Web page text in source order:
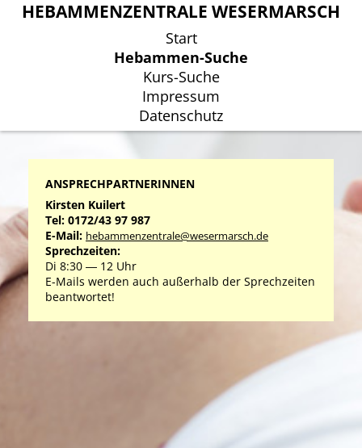
HEBAMMENZENTRALE WESERMARSCH
Start
Hebammen-Suche
Kurs-Suche
Impressum
Datenschutz
HEBAMMENZENTRALE WESERMARSCH
Start
Hebammen-Suche
Kurs-Suche
Impressum
Datenschutz
ANSPRECHPARTNERINNEN
Kirsten Kuilert
Tel: 0172/43 97 987
E-Mail: hebammenzentrale@wesermarsch.de
Sprechzeiten:
Di 8:30 ― 12 Uhr
E-Mails werden auch außerhalb der Sprechzeiten
beantwortet!